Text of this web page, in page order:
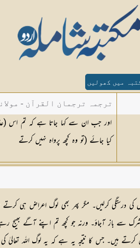
میں کھولیں
ترجمہ ترجمان القرآن -
اور جب ان سے کہا جاتا ہے کہ تم اس
کیا جائے (تو وہ کچھ پرواہ نہیں کرتے
کرلیں۔ مگر پھر بھی لوگ اعراض ہی کرتے
سے باز آجاؤ۔ ورنہ جو کچھ تم اپنے آگے بھیج
جس کا نتیجہ یہ ہے کہ یہ لوگ اللہ تعالیٰ